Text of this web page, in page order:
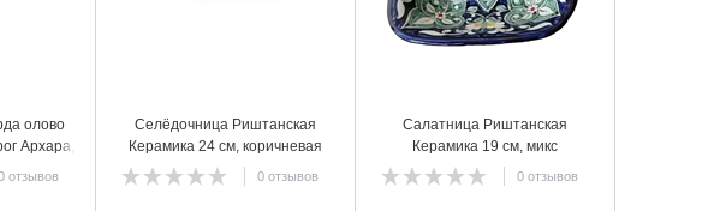
олово
Архара,
общая
отзывов
Селёдочница Риштанская
Керамика 24 см, коричневая
0 отзывов
Салатница Риштанская
Керамика 19 см, микс
0 отзывов